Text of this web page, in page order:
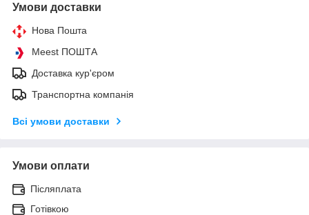
Умови доставки
Нова Пошта
Meest ПОШТА
Доставка кур'єром
Транспортна компанія
Всі умови доставки
Умови оплати
Післяплата
Готівкою